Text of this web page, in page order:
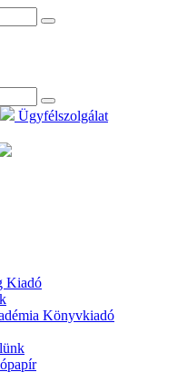
Ügyfélszolgálat
Kiadó
Könyvkiadó